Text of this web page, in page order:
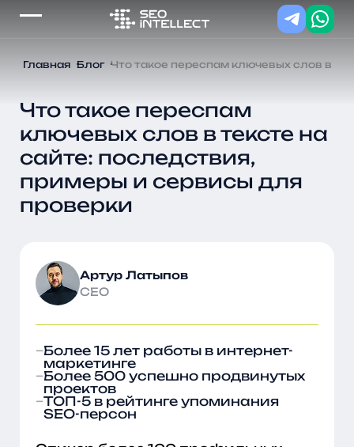
Главная Блог Что такое переспам ключевых слов в
Что такое переспам
ключевых слов в тексте на
сайте: последствия,
примеры и сервисы для
проверки
Артур Латыпов
CEO
Более 15 лет работы в интернет-
маркетинге
Более 500 успешно продвинутых
проектов
ТОП-5 в рейтинге упоминания
SEO-персон